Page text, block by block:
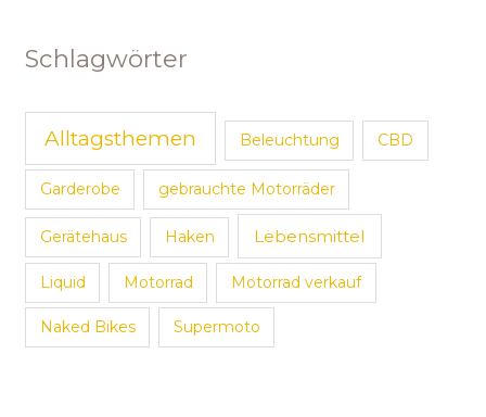
Schlagwörter
Alltagsthemen Beleuchtung CBD
Garderobe gebrauchte Motorräder
Gerätehaus Haken Lebensmittel
Liquid Motorrad Motorrad verkauf
Naked Bikes Supermoto